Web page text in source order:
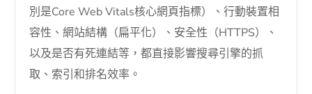
別是Core Web Vitals核心網頁指標）、行動裝置相
容性、網站結構（扁平化）、安全性（HTTPS）、
以及是否有死連結等，都直接影響搜尋引擎的抓
取、索引和排名效率。